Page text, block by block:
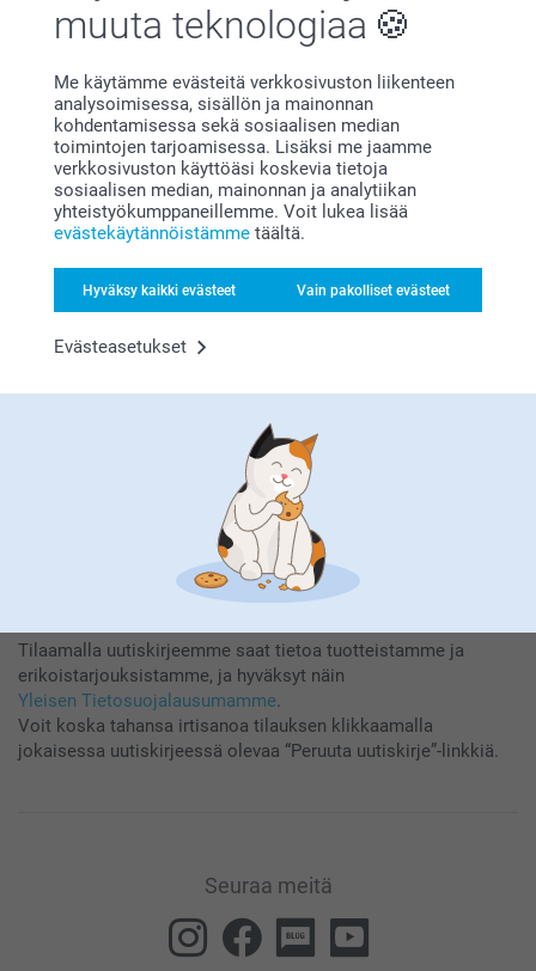
muuta teknologiaa
Me käytämme evästeitä verkkosivuston liikenteen
analysoimisessa, sisällön ja mainonnan
kohdentamisessa sekä sosiaalisen median
toimintojen tarjoamisessa. Lisäksi me jaamme
verkkosivuston käyttöäsi koskevia tietoja
sosiaalisen median, mainonnan ja analytiikan
yhteistyökumppaneillemme. Voit lukea lisää
evästekäytännöistämme täältä.
Hyväksy kaikki evästeet Vain pakolliset evästeet
Evästeasetukset
Olemme täällä sinun vuoksesi
Kirjoita sähköpostiosoitteesi tähän
Tilaamalla uutiskirjeemme saat tietoa tuotteistamme ja
erikoistarjouksistamme, ja hyväksyt näin
Yleisen Tietosuojalausumamme.
Voit koska tahansa irtisanoa tilauksen klikkaamalla
jokaisessa uutiskirjeessä olevaa “Peruuta uutiskirje”-linkkiä.
Seuraa meitä